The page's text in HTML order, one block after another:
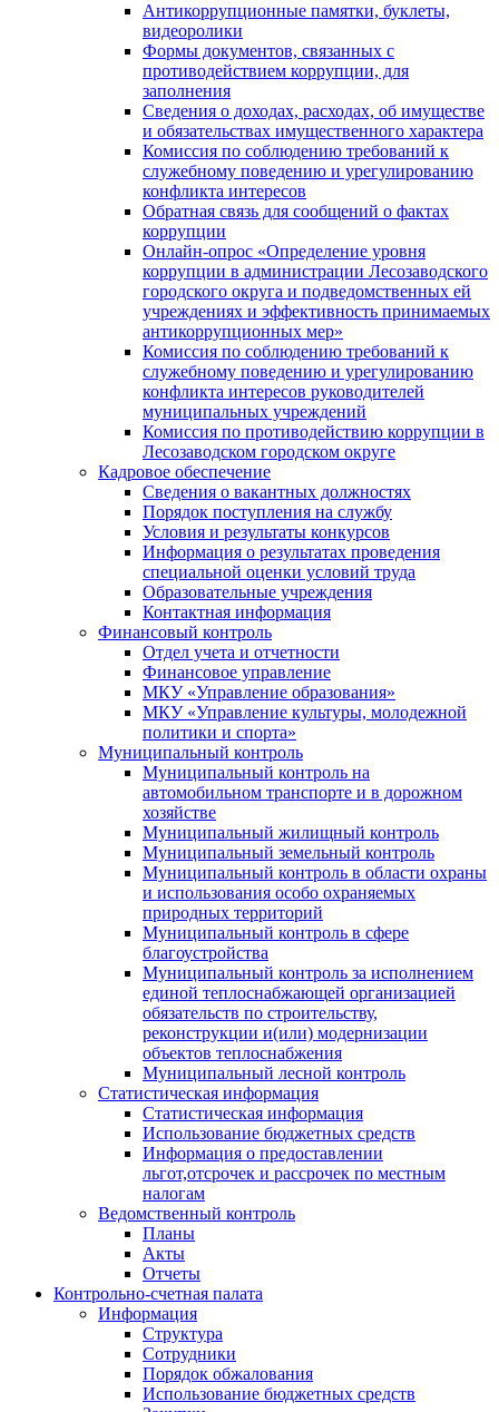
Антикоррупционные памятки, буклеты,
видеоролики
Формы документов, связанных с
противодействием коррупции, для
заполнения
Сведения о доходах, расходах, об имуществе
и обязательствах имущественного характера
Комиссия по соблюдению требований к
служебному поведению и урегулированию
конфликта интересов
Обратная связь для сообщений о фактах
коррупции
Онлайн-опрос «Определение уровня
коррупции в администрации Лесозаводского
городского округа и подведомственных ей
учреждениях и эффективность принимаемых
антикоррупционных мер»
Комиссия по соблюдению требований к
служебному поведению и урегулированию
конфликта интересов руководителей
муниципальных учреждений
Комиссия по противодействию коррупции в
Лесозаводском городском округе
Кадровое обеспечение
Сведения о вакантных должностях
Порядок поступления на службу
Условия и результаты конкурсов
Информация о результатах проведения
специальной оценки условий труда
Образовательные учреждения
Контактная информация
Финансовый контроль
Отдел учета и отчетности
Финансовое управление
МКУ «Управление образования»
МКУ «Управление культуры, молодежной
политики и спорта»
Муниципальный контроль
Муниципальный контроль на
автомобильном транспорте и в дорожном
хозяйстве
Муниципальный жилищный контроль
Муниципальный земельный контроль
Муниципальный контроль в области охраны
и использования особо охраняемых
природных территорий
Муниципальный контроль в сфере
благоустройства
Муниципальный контроль за исполнением
единой теплоснабжающей организацией
обязательств по строительству,
реконструкции и(или) модернизации
объектов теплоснабжения
Муниципальный лесной контроль
Статистическая информация
Статистическая информация
Использование бюджетных средств
Информация о предоставлении
льгот,отсрочек и рассрочек по местным
налогам
Ведомственный контроль
Планы
Акты
Отчеты
Контрольно-счетная палата
Информация
Структура
Сотрудники
Порядок обжалования
Использование бюджетных средств